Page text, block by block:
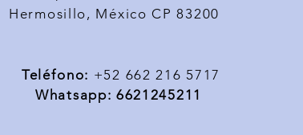
Hermosillo, México CP 83200
Teléfono: +52 662 216 5717
Whatsapp: 6621245211